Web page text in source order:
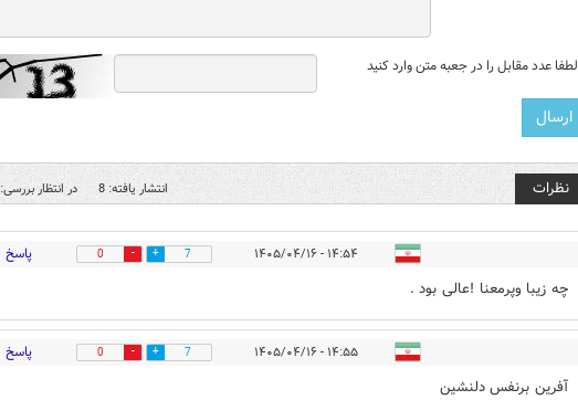
لطفا عدد مقابل را در جعبه متن وارد کنید
نظرات انتشار یافته: 8 در انتظار بررسی: 0
۱۴:۵۴ - ۱۴۰۵/۰۴/۱۶ 7
0 پاسخ
چه زیبا وپرمعنا !عالی بود .
۱۴:۵۵ - ۱۴۰۵/۰۴/۱۶ 7
0 پاسخ
آفرین برنفس دلنشین